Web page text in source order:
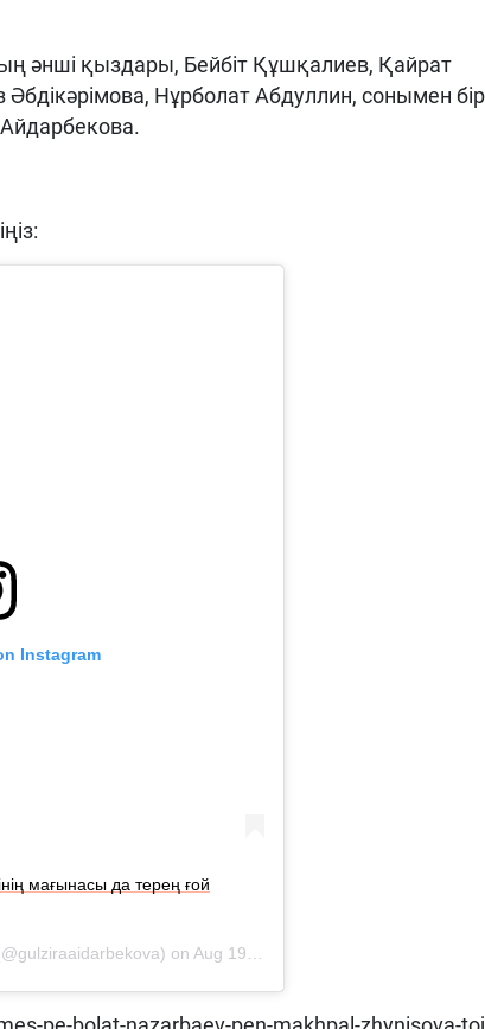
әнші қыздары, Бейбіт Құшқалиев, Қайрат
Нұрболат Абдуллин, сонымен
Instagram
мағынасы да терең ғой
on Aug 19, 2018 at 11:55am PDT